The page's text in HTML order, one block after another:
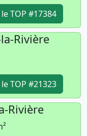
TOP #17384
Rivière
TOP #21323
Rivière